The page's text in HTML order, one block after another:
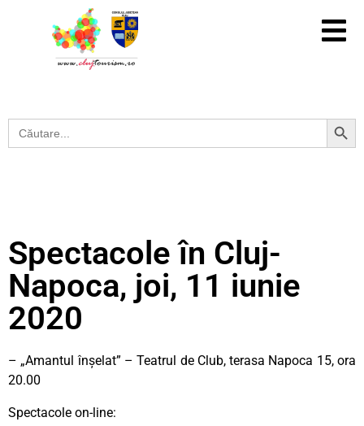
Search
for:
Search Button
Spectacole în Cluj-
Napoca, joi, 11 iunie
2020
– „Amantul înșelat” – Teatrul de Club, terasa Napoca 15, ora
20.00
Spectacole on-line: